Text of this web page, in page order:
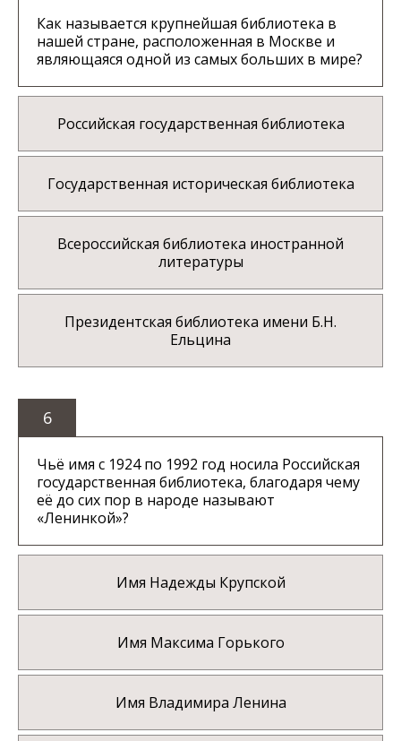
Как называется крупнейшая библиотека в
нашей стране, расположенная в Москве и
являющаяся одной из самых больших в мире?
Российская государственная библиотека
Государственная историческая библиотека
Всероссийская библиотека иностранной
литературы
Президентская библиотека имени Б.Н.
Ельцина
6
Чьё имя с 1924 по 1992 год носила Российская
государственная библиотека, благодаря чему
её до сих пор в народе называют
«Ленинкой»?
Имя Надежды Крупской
Имя Максима Горького
Имя Владимира Ленина